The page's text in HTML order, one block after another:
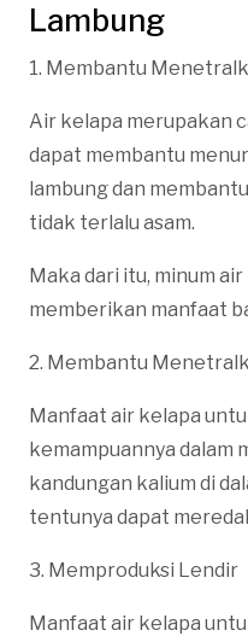
Lambung
1. Membantu
Air kelapa merupakan
dapat membantu
lambung dan
tidak terlalu asam.
Maka dari itu, minum
memberikan manfaat
2. Membantu
Manfaat air kelapa
kemampuannya dalam
kandungan kalium di
tentunya dapat
3. Memproduksi Lendir
Manfaat air kelapa